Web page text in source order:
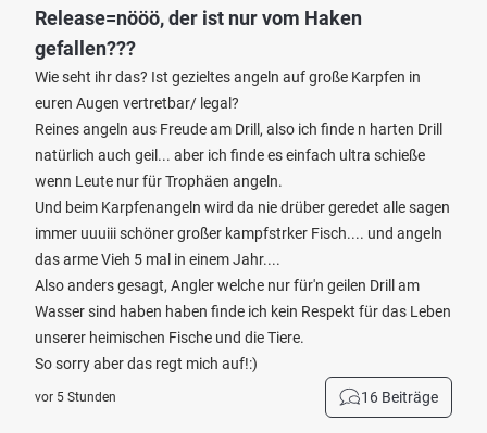
Release=nööö, der ist nur vom Haken
gefallen???
Wie seht ihr das? Ist gezieltes angeln auf große Karpfen in
euren Augen vertretbar/ legal?
Reines angeln aus Freude am Drill, also ich finde n harten Drill
natürlich auch geil... aber ich finde es einfach ultra schieße
wenn Leute nur für Trophäen angeln.
Und beim Karpfenangeln wird da nie drüber geredet alle sagen
immer uuuiii schöner großer kampfstrker Fisch.... und angeln
das arme Vieh 5 mal in einem Jahr....
Also anders gesagt, Angler welche nur für'n geilen Drill am
Wasser sind haben haben finde ich kein Respekt für das Leben
unserer heimischen Fische und die Tiere.
So sorry aber das regt mich auf!:)
vor 5 Stunden 16 Beiträge